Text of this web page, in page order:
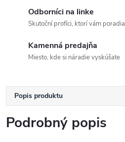
Odborníci na linke
Skutoční profíci, ktorí vám poradia
Kamenná predajňa
Miesto, kde si náradie vyskúšate
Popis produktu
Podrobný popis